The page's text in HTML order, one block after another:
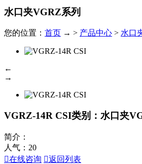
水口夹VGRZ系列
您的位置： 首页 → > 产品中心 > 水口
←
→
VGRZ-14R CSI类别：水口夹
简介：
人气： 20
在线咨询 返回列表